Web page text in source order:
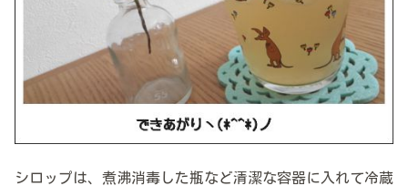
シロップは、煮沸消毒した瓶など清潔な容器に入れて冷蔵